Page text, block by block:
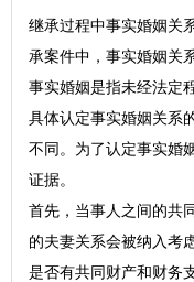
继承过程中事实婚姻关
承案件中，事实婚姻关
事实婚姻是指未经法定
具体认定事实婚姻关系
不同。为了认定事实婚
证据。
首先，当事人之间的共
的夫妻关系会被纳入考
是否有共同财产和财务